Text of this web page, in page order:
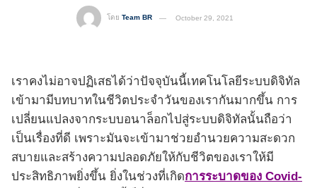
โดย Team BR October 29, 2021
เราคงไม่อาจปฏิเสธได้ว่าปัจจุบันนี้เทคโนโลยีระบบดิจิทัล
เข้ามามีบทบาทในชีวิตประจำวันของเรากันมากขึ้น การ
เปลี่ยนแปลงจากระบบอนาล็อกไปสู่ระบบดิจิทัลนั้นถือว่า
เป็นเรื่องที่ดี เพราะมันจะเข้ามาช่วยอำนวยความสะดวก
สบายและสร้างความปลอดภัยให้กับชีวิตของเราให้มี
ประสิทธิภาพยิ่งขึ้น ยิ่งในช่วงที่เกิดการระบาดของ Covid-